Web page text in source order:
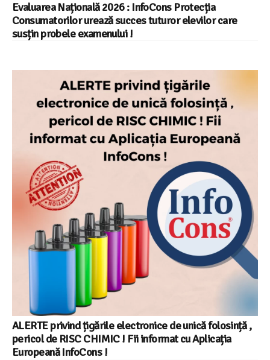
Evaluarea Națională 2026 : InfoCons Protecția
Consumatorilor urează succes tuturor elevilor care
susțin probele examenului !
ALERTE privind țigările electronice de unică folosință ,
pericol de RISC CHIMIC ! Fii informat cu Aplicația
Europeană InfoCons !